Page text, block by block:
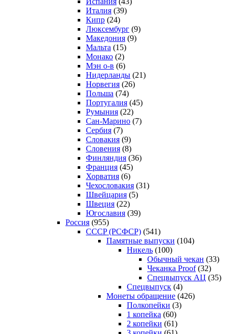
Италия (39)
Кипр (24)
Люксембург (9)
Македония (9)
Мальта (15)
Монако (2)
Мэн о-в (6)
Нидерланды (21)
Норвегия (26)
Польша (74)
Португалия (45)
Румыния (22)
Сан-Марино (7)
Сербия (7)
Словакия (9)
Словения (8)
Финляндия (36)
Франция (45)
Хорватия (6)
Чехословакия (31)
Швейцария (5)
Швеция (22)
Югославия (39)
Россия (955)
CCCP (РСФСР) (541)
Памятные выпуски (104)
Никель (100)
Обычный чекан (33)
Чеканка Proof(32)
Спецвыпуск АЦ (35)
Спецвыпуск (4)
Монеты обращение (426)
Полкопейки (3)
1 копейка (60)
2 копейки (61)